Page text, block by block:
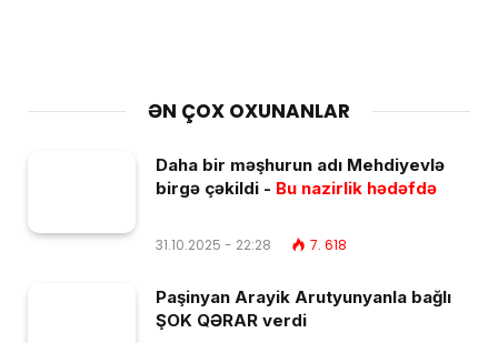
ƏN ÇOX OXUNANLAR
Daha bir məşhurun adı Mehdiyevlə
birgə çəkildi - Bu nazirlik hədəfdə
31.10.2025 - 22:28 7. 618
Paşinyan Arayik Arutyunyanla bağlı
ŞOK QƏRAR verdi